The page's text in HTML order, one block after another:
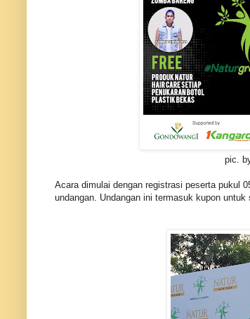
pic. by
Acara dimulai dengan registrasi peserta pukul
undangan. Undangan ini termasuk kupon untuk